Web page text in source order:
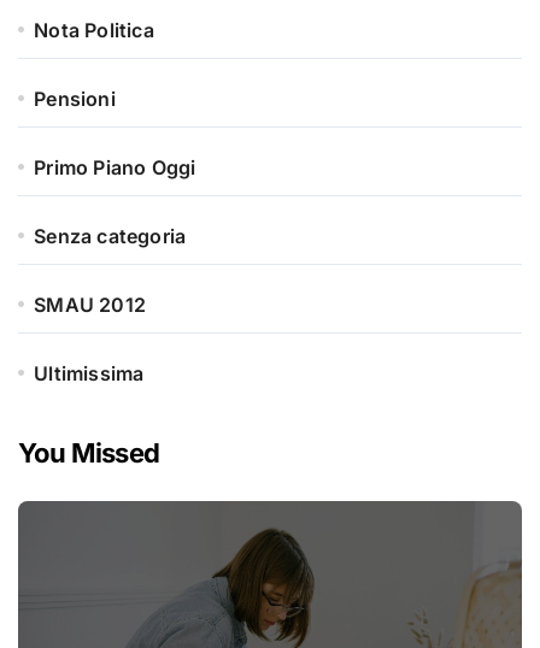
Nota Politica
Pensioni
Primo Piano Oggi
Senza categoria
SMAU 2012
Ultimissima
You Missed